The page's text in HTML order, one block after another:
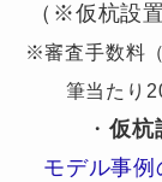
（※仮杭設
※審査手数料
筆当たり
・ 仮杭
モデル事例